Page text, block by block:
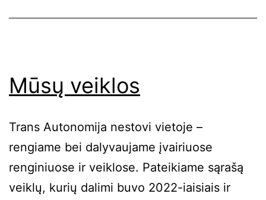
Mūsų veiklos
Trans Autonomija nestovi vietoje –
rengiame bei dalyvaujame įvairiuose
renginiuose ir veiklose. Pateikiame sąrašą
veiklų, kurių dalimi buvo 2022-iaisiais ir